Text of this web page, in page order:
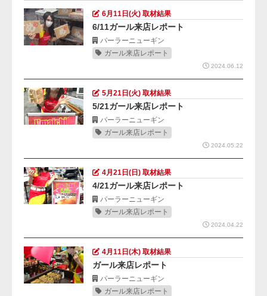
6月11日(火) 取材結果
6/11ガール来店レポート
パーラーニューギン
ガール来店レポート
2024.06.12
5月21日(火) 取材結果
5/21ガール来店レポート
パーラーニューギン
ガール来店レポート
2024.05.22
4月21日(日) 取材結果
4/21ガール来店レポート
パーラーニューギン
ガール来店レポート
2024.04.22
4月11日(木) 取材結果
ガール来店レポート
パーラーニューギン
ガール来店レポート